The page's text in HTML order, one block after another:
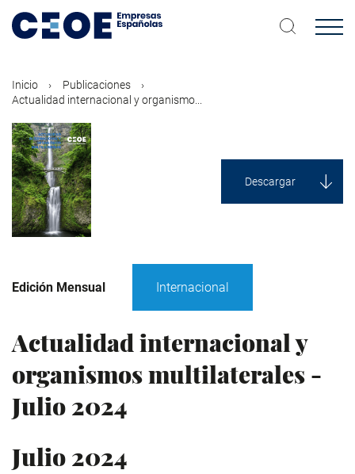
contenido
Inicio
Publicaciones
Actualidad internacional y organismo...
Descargar
Edición Mensual Internacional
Actualidad internacional y
organismos multilaterales -
Julio 2024
Julio 2024